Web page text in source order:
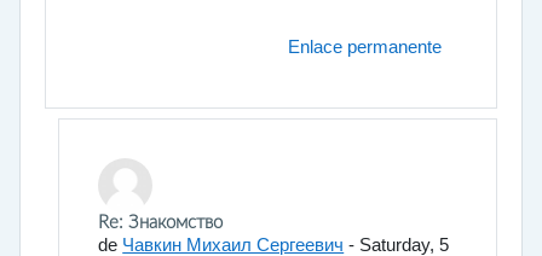
Enlace permanente
En respuesta a Богданов Владимир Павлович
Re: Знакомство
de Чавкин Михаил Сергеевич - Saturday, 5